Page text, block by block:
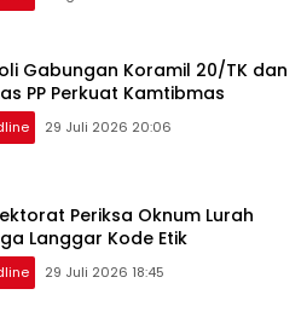
Gabungan Koramil 20/TK dan
PP Perkuat Kamtibmas
29 Juli 2026 20:06
Periksa Oknum Lurah
Langgar Kode Etik
29 Juli 2026 18:45